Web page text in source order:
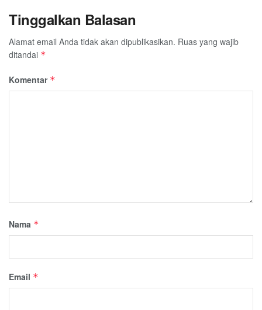
Tinggalkan Balasan
Alamat email Anda tidak akan dipublikasikan. Ruas yang wajib
ditandai *
Komentar *
Nama *
Email *